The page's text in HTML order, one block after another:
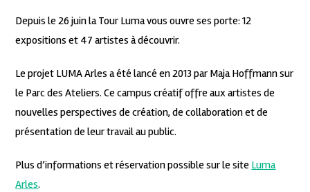
Depuis le 26 juin la Tour Luma vous ouvre ses porte: 12
expositions et 47 artistes à découvrir.
Le projet LUMA Arles a été lancé en 2013 par Maja Hoffmann sur
le Parc des Ateliers. Ce campus créatif offre aux artistes de
nouvelles perspectives de création, de collaboration et de
présentation de leur travail au public.
Plus d’informations et réservation possible sur le site Luma
Arles.